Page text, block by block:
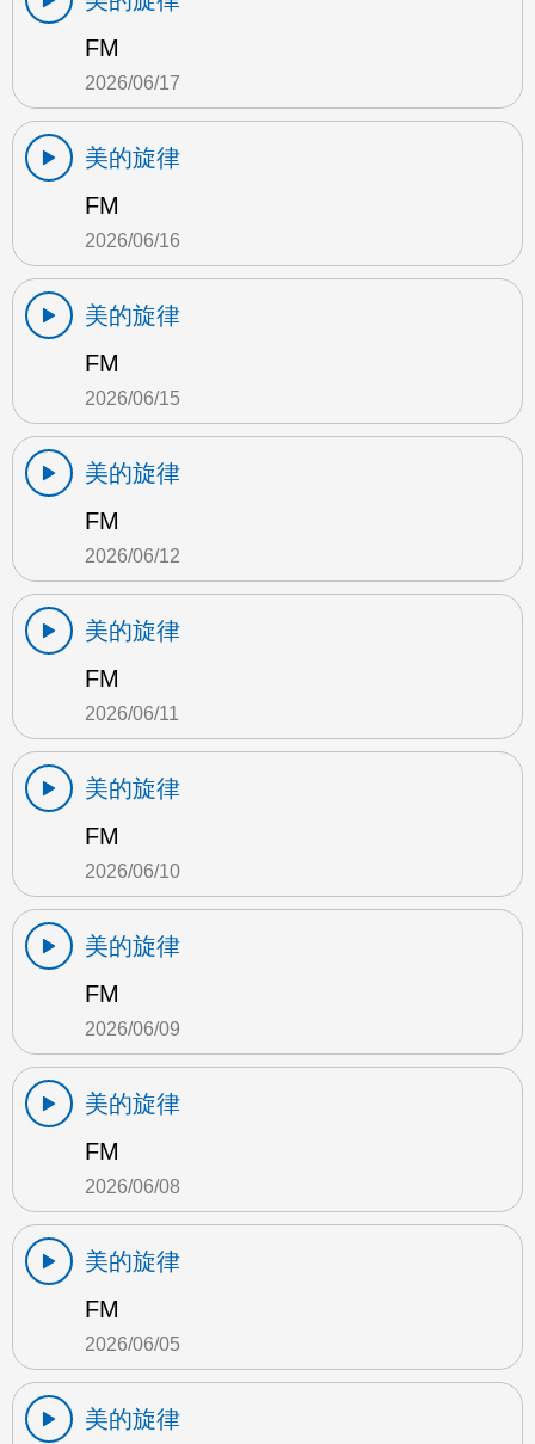
FM
2026/06/17
美的旋律
FM
2026/06/16
美的旋律
FM
2026/06/15
美的旋律
FM
2026/06/12
美的旋律
FM
2026/06/11
美的旋律
FM
2026/06/10
美的旋律
FM
2026/06/09
美的旋律
FM
2026/06/08
美的旋律
FM
2026/06/05
美的旋律